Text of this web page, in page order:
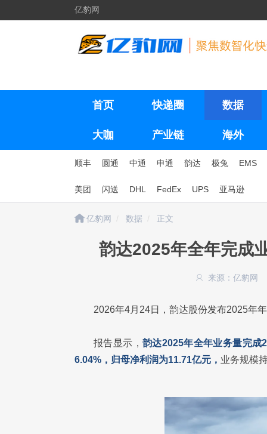
亿豹网
首页 快递圈 数据
大咖 产业链 海外
顺丰 圆通 中通 申通 韵达 极兔 EMS
美团 闪送 DHL FedEx UPS 亚马逊
亿豹网 数据 正文
韵达2025年全年完成
来源：亿豹网
2026年4月24日，韵达股份发布2025年
报告显示，韵达2025年全年业务量完成
6.04%，归母净利润为11.71亿元， 业务规模